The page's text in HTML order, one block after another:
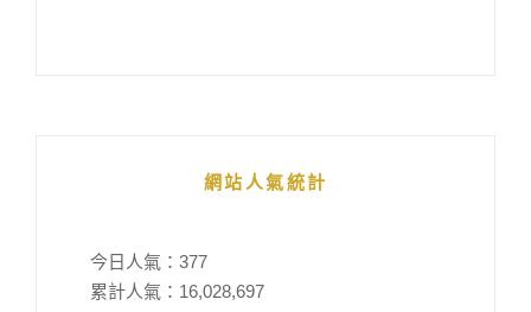
網站人氣統計
今日人氣： 377
累計人氣： 16,028,697